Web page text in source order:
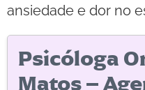
ansiedade e dor no
Psicóloga
Matos –